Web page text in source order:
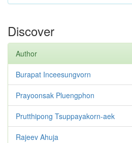
Discover
Author
Burapat Inceesungvorn
Prayoonsak Pluengphon
Prutthipong Tsuppayakorn-aek
Rajeev Ahuja